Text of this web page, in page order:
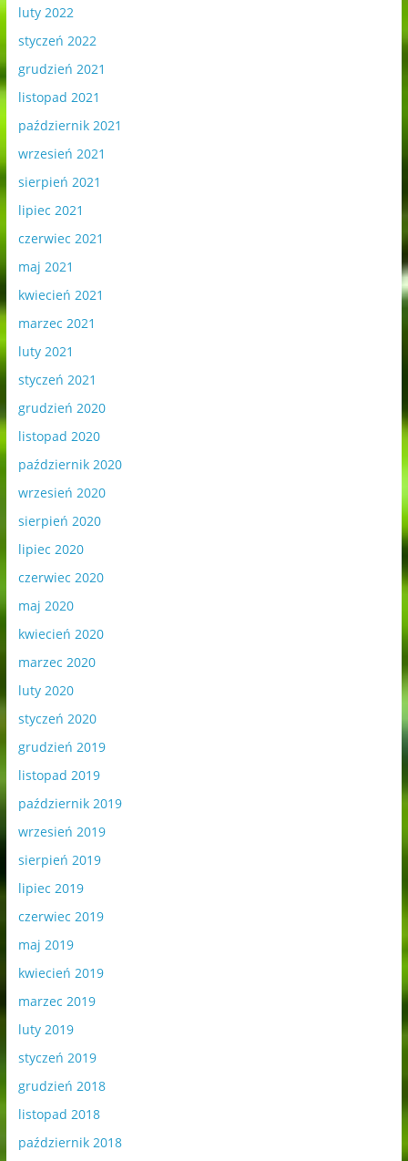
luty 2022
styczeń 2022
grudzień 2021
listopad 2021
październik 2021
wrzesień 2021
sierpień 2021
lipiec 2021
czerwiec 2021
maj 2021
kwiecień 2021
marzec 2021
luty 2021
styczeń 2021
grudzień 2020
listopad 2020
październik 2020
wrzesień 2020
sierpień 2020
lipiec 2020
czerwiec 2020
maj 2020
kwiecień 2020
marzec 2020
luty 2020
styczeń 2020
grudzień 2019
listopad 2019
październik 2019
wrzesień 2019
sierpień 2019
lipiec 2019
czerwiec 2019
maj 2019
kwiecień 2019
marzec 2019
luty 2019
styczeń 2019
grudzień 2018
listopad 2018
październik 2018